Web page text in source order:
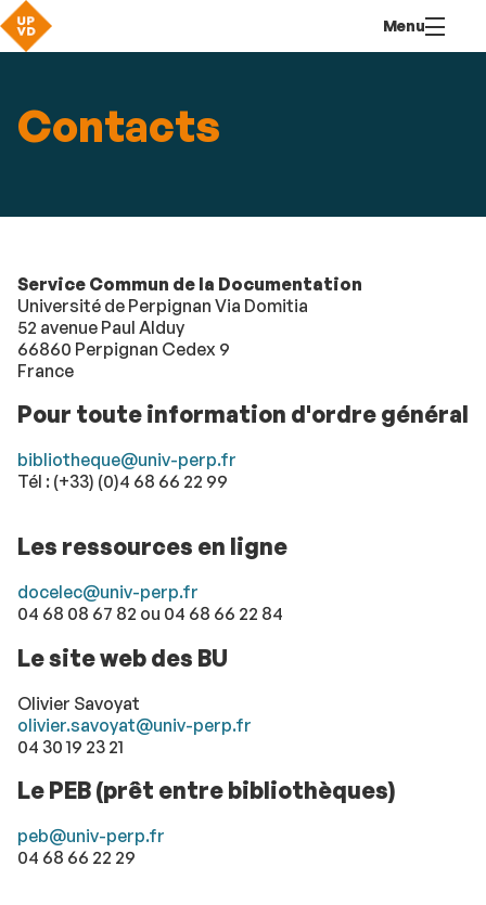
contenu
Menu
Contacts
Service Commun de la Documentation
Université de Perpignan Via Domitia
52 avenue Paul Alduy
66860 Perpignan Cedex 9
France
Pour toute information d'ordre général
bibliotheque@univ-perp.fr
Tél : (+33) (0)4 68 66 22 99
Les ressources en ligne
docelec@univ-perp.fr
04 68 08 67 82 ou 04 68 66 22 84
Le site web des BU
Olivier Savoyat
olivier.savoyat@univ-perp.fr
04 30 19 23 21
Le PEB (prêt entre bibliothèques)
peb@univ-perp.fr
04 68 66 22 29